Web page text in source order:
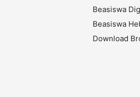
Beasiswa
Beasiswa
Download